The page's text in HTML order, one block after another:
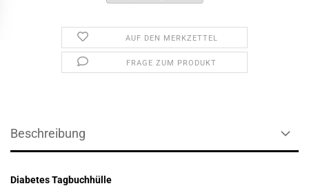
AUF DEN MERKZETTEL
FRAGE ZUM PRODUKT
Beschreibung
Diabetes Tagbuchhülle